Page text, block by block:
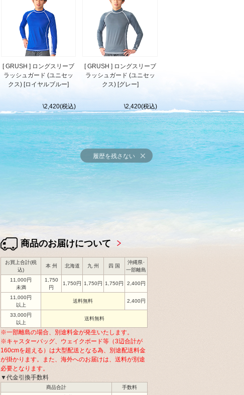
[ GRUSH ] ロングスリーブ
ラッシュガード (ユニセッ
クス) [ロイヤルブルー]
\2,420(税込)
[ GRUSH ] ロングスリーブ
ラッシュガード (ユニセッ
クス) [グレー]
\2,420(税込)
履歴を残さない
商品のお届けについて
お買上合計(税
込)
本 州 北海道 九 州 四 国
沖縄県･
一部離島
11,000円
未満
1,750
円
1,750円 1,750円 1,750円 2,400円
11,000円
以上
送料無料 2,400円
33,000円
以上
送料無料
※一部離島の場合、別途料金が発生いたします。
※キャスターバッグ、ウェイクボード等（3辺合計が
160cmを超える）は大型配送となる為、別途配送料金
が掛かります。また、海外へのお届けは、送料が別途
必要となります。
▼代金引換手数料
商品合計
手数料